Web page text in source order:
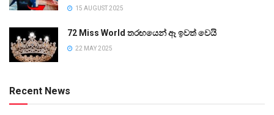
15 AUGUST 2025
72 Miss World තරඟයෙන් ඈ ඉවත් වෙයි
22 MAY 2025
Recent News